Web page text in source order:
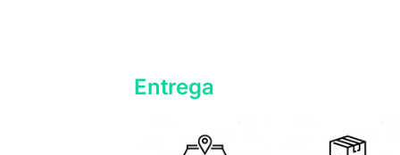
Entrega